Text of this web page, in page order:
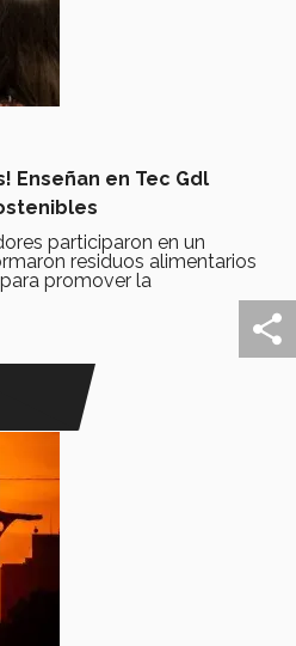
Enseñan en Tec Gdl
participaron en un
residuos alimentarios
promover la